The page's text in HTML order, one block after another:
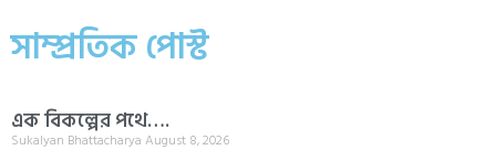
সাম্প্রতিক পোস্ট
এক বিকল্পের পথে….
Sukalyan Bhattacharya August 8, 2026